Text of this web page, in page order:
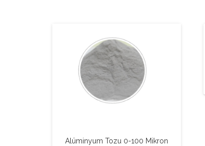
Alüminyum Tozu 0-100 Mikron